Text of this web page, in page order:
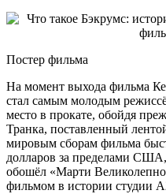
Постер фильма
На момент выхода фильма
стал самым молодым
место в прокате, обойдя
Транка, поставленный
мировым сборам фильма
долларов за пределами США,
обошёл «Марти
фильмом в истории студии